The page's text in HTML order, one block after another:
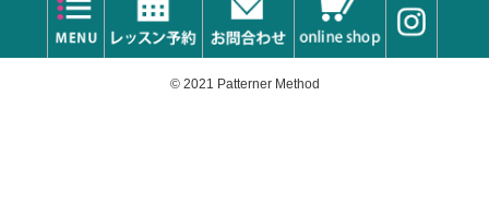
© 2021 Patterner Method